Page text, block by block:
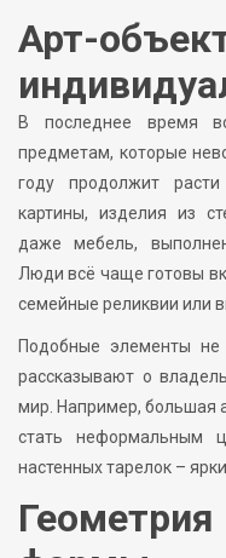
Арт-
В последнее время
предметам, которые
году продолжит
картины, изделия из
даже мебель,
Люди всё чаще готовы
семейные реликвии или
Подобные элементы
рассказывают о
мир. Например, большая
стать неформальным
настенных тарелок –